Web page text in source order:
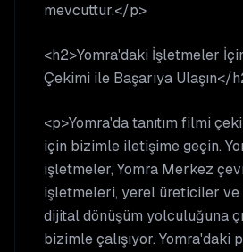
mevcuttur.</p>
<h2>Yomra'daki İşletmeler
Çekimi ile Başarıya Ulaşın</
<p>Yomra'da tanıtım filmi
için bizimle iletişime geçin.
işletmeler, Yomra Merkez
işletmeleri, yerel üreticiler ve
dijital dönüşüm yolculuğuna
bizimle çalışıyor. Yomra'daki